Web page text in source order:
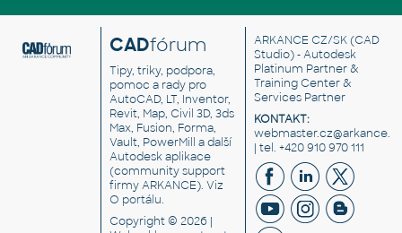
CADfórum
Tipy, triky, podpora,
pomoc a rady pro
AutoCAD, LT, Inventor,
Revit, Map, Civil 3D, 3ds
Max, Fusion, Forma,
Vault, PowerMill a další
Autodesk aplikace
(community support
firmy ARKANCE). Viz
O portálu.
Copyright © 2026 |
ARKANCE CZ/SK(CAD
Studio) - Autodesk
Platinum Partner &
Training Center &
Services Partner
KONTAKT:
| tel. +420 910 970 111